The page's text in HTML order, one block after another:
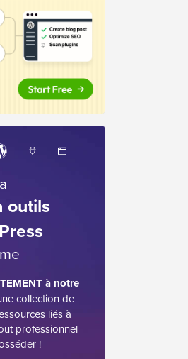
outils
à notre
collection de
liés à
professionnel
!